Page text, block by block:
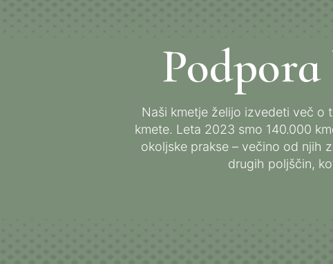
Naši kmetje želijo izvedeti več o
kmete. Leta 2023 smo 140.000
okoljske prakse – večino od njih
drugih poljščin,